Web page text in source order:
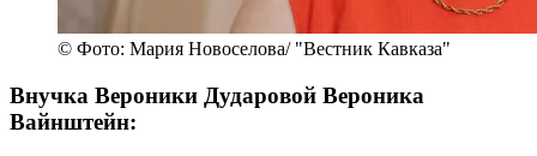
© Фото: Мария Новоселова/ "Вестник Кавказа"
Внучка Вероники Дударовой Вероника
Вайнштейн: